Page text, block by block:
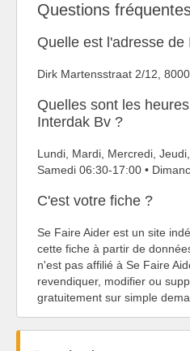
Questions
Quelle est l'adresse de
Dirk Martensstraat 2/12,
Quelles sont les
Interdak Bv ?
Lundi, Mardi, Mercredi,
Samedi 06:30-17:00 •
C'est votre fiche ?
Se Faire Aider est un site
cette fiche à partir de
n'est pas affilié à Se Faire
revendiquer, modifier ou
gratuitement sur simple